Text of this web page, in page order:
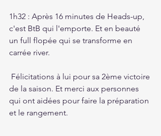
1h32 : Après 16 minutes de Heads-up,
c'est BtB qui l'emporte. Et en beauté
un full flopée qui se transforme en
carrée river.
Félicitations à lui pour sa 2ème victoire
de la saison. Et merci aux personnes
qui ont aidées pour faire la préparation
et le rangement.